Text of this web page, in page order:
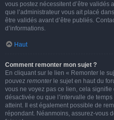
vous postez nécessitent d’être validés
que l’administrateur vous ait placé
être validés avant d’être publiés.
d’informations.
Haut
Comment remonter mon sujet ?
En cliquant sur le lien « Remonter le
pouvez remonterle sujet en haut du
vous ne voyez pas ce lien, cela
désactivée ou que l’intervalle de
atteint. Il est également possible de
répondant. Néanmoins, assurez-vous